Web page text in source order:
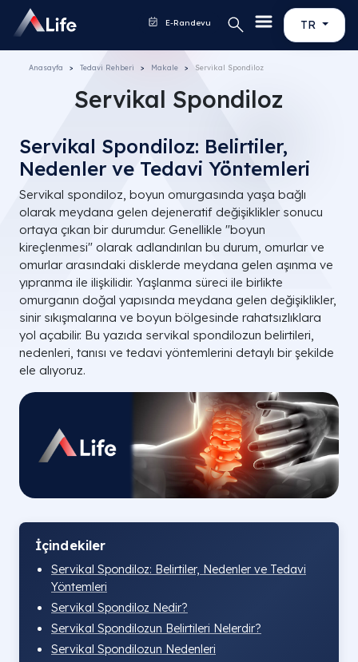
TR
E-Randevu
Anasayfa Tedavi Rehberi Makale Servikal Spondiloz
Servikal Spondiloz
Servikal Spondiloz: Belirtiler,
Nedenler ve Tedavi Yöntemleri
Servikal spondiloz, boyun omurgasında yaşa bağlı
olarak meydana gelen dejeneratif değişiklikler sonucu
ortaya çıkan bir durumdur. Genellikle "boyun
kireçlenmesi" olarak adlandırılan bu durum, omurlar ve
omurlar arasındaki disklerde meydana gelen aşınma ve
yıpranma ile ilişkilidir. Yaşlanma süreci ile birlikte
omurganın doğal yapısında meydana gelen değişiklikler,
sinir sıkışmalarına ve boyun bölgesinde rahatsızlıklara
yol açabilir. Bu yazıda servikal spondilozun belirtileri,
nedenleri, tanısı ve tedavi yöntemlerini detaylı bir şekilde
ele alıyoruz.
İçindekiler
Servikal Spondiloz: Belirtiler, Nedenler ve Tedavi
Yöntemleri
Servikal Spondiloz Nedir?
Servikal Spondilozun Belirtileri Nelerdir?
Servikal Spondilozun Nedenleri